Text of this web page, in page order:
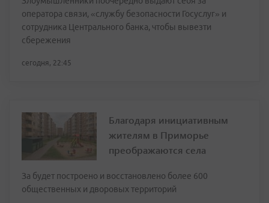
оператора связи, «службу безопасности Госуслуг» и
сотрудника Центрального банка, чтобы вывезти
сбережения
сегодня, 22:45
Благодаря инициативным
жителям в Приморье
преображаются села
За будет построено и восстановлено более 600
общественных и дворовых территорий